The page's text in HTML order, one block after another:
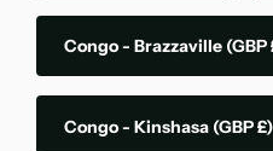
Congo - Brazzaville (GBP
Congo - Kinshasa (GBP £)